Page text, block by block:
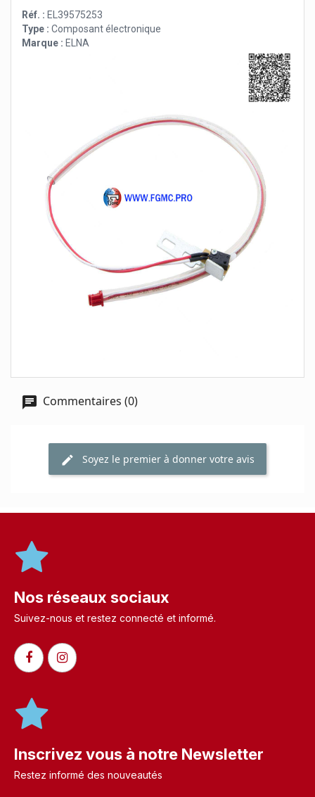
Réf. : EL39575253
Type : Composant électronique
Marque : ELNA
Commentaires (0)
Soyez le premier à donner votre avis
Nos réseaux sociaux
Suivez-nous et restez connecté et informé.​
Inscrivez vous à notre Newsletter
Restez informé des nouveautés